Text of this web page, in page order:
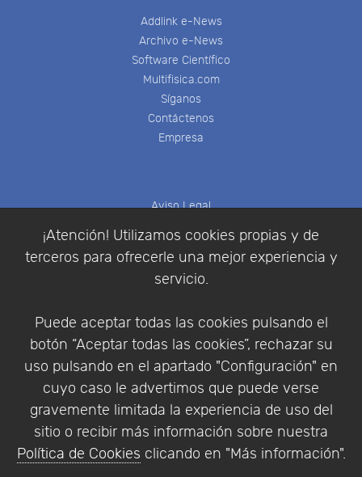
¡Atención! Utilizamos cookies propias y de
terceros para ofrecerle una mejor experiencia y
servicio.
Puede aceptar todas las cookies pulsando el
botón “Aceptar todas las cookies”, rechazar su
uso pulsando en el apartado "Configuración" en
cuyo caso le advertimos que puede verse
gravemente limitada la experiencia de uso del
sitio o recibir más información sobre nuestra
Política de Cookies clicando en "Más información".
Addlink e-News
Archivo e-News
Software Científico
Multifisica.com
Síganos
Contáctenos
Empresa
Aviso Legal
Política de Privacidad
Condiciones de compra
Identificarse
Empresa|Aviso Legal| Política de Privacidad |
Política de Cookies
© Copyright 1994 - 2026. Addlink Software
Científico, S.L.